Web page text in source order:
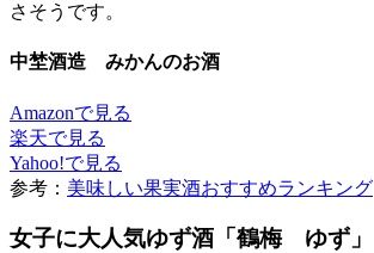
さそうです。
中埜酒造 みかんのお酒
Amazonで見る
楽天で見る
Yahoo!で見る
参考： 美味しい果実酒おすすめランキング
女子に大人気ゆず酒「鶴梅 ゆず」